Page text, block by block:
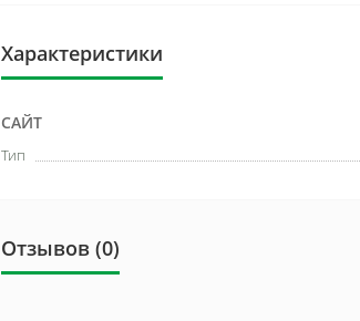
Характеристики
САЙТ
Тип
Отзывов (0)